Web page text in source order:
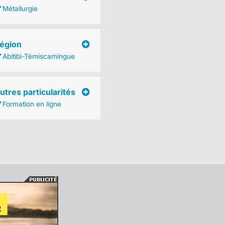
Métallurgie
Abitibi-Témiscamingue
particularités
Formation en ligne